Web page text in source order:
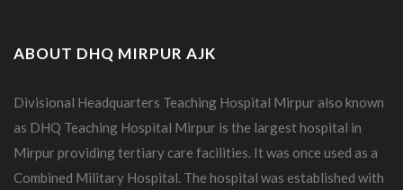
ABOUT DHQ MIRPUR AJK
Divisional Headquarters Teaching Hospital Mirpur also known
as DHQ Teaching Hospital Mirpur is the largest hospital in
Mirpur providing tertiary care facilities. It was once used as a
Combined Military Hospital. The hospital was established with